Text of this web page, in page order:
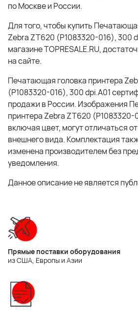
по Москве и России.
Для того, чтобы купить
Zebra ZT620 (P1083320-016), 300
магазине TOPRESALE.RU,
на сайте.
Печатающая головка принтера
(P1083320-016), 300 dpi.A01
продажи в России. Изображения
принтера Zebra ZT620 (P1083320-
включая цвет, могут отличаться
внешнего вида. Комплектация
изменена производителем без
уведомления.
Данное описание не является
Прямые поставки оборудования
из США, Европы и Азии